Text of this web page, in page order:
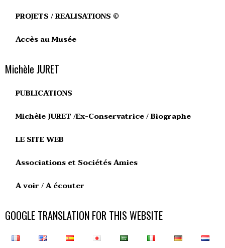
PROJETS / REALISATIONS ©
Accès au Musée
Michèle JURET
PUBLICATIONS
Michèle JURET /Ex-Conservatrice / Biographe
LE SITE WEB
Associations et Sociétés Amies
A voir / A écouter
GOOGLE TRANSLATION FOR THIS WEBSITE